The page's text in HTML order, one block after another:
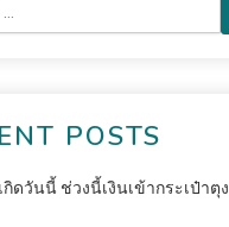
POSTS
กิดวันนี้ ช่วงนี้เงินเข้ากระเป๋าตุง